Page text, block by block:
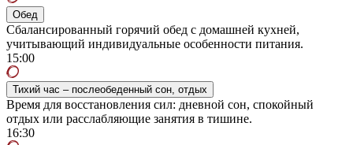
Обед
Сбалансированный горячий обед с домашней кухней,
учитывающий индивидуальные особенности питания.
15:00
Тихий час – послеобеденный сон, отдых
Время для восстановления сил: дневной сон, спокойный
отдых или расслабляющие занятия в тишине.
16:30